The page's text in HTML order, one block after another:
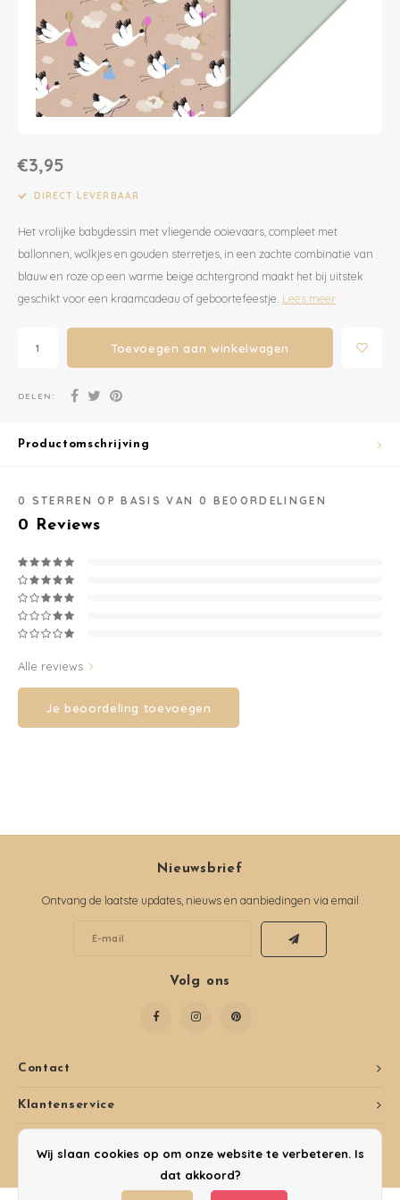
Dekens | Hoeslaken
Boxkleed | Speelkleed
Posters
Slabbetjes
Slaapzakken
Mutsjes
Voetenzakken
Tassen en Rugzakken
Toilettassen
Zonnebrillen
Sieraden
Washandjes
Familie Planner
Houten Speelgoed
Baby Speelgoed
Puzzels
Educatief
Balance Board
Join Clips
Trybike
Sieraden
Inpakpapier
Jaarplanners en Verjaardagskalenders
Boeken voor Volwassenen
€3,95
DIRECT LEVERBAAR
Het vrolijke babydessin met vliegende ooievaars, compleet met
ballonnen, wolkjes en gouden sterretjes, in een zachte combinatie van
blauw en roze op een warme beige achtergrond maakt het bij uitstek
geschikt voor een kraamcadeau of geboortefeestje. Lees meer
Toevoegen aan winkelwagen
DELEN:
Productomschrijving
0 STERREN OP BASIS VAN 0 BEOORDELINGEN
0 Reviews
Alle reviews
Je beoordeling toevoegen
Contact
Nieuwsbrief
Ontvang de laatste updates, nieuws en aanbiedingen via email
Volg ons
Klantenservice
Wij slaan cookies op om onze website te verbeteren. Is
dat akkoord?